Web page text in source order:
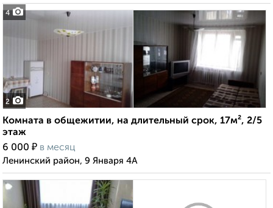
4
2
Комната в общежитии, на длительный срок, 17м², 2/5
этаж
6 000 ₽ в месяц
Ленинский район, 9 Января 4А